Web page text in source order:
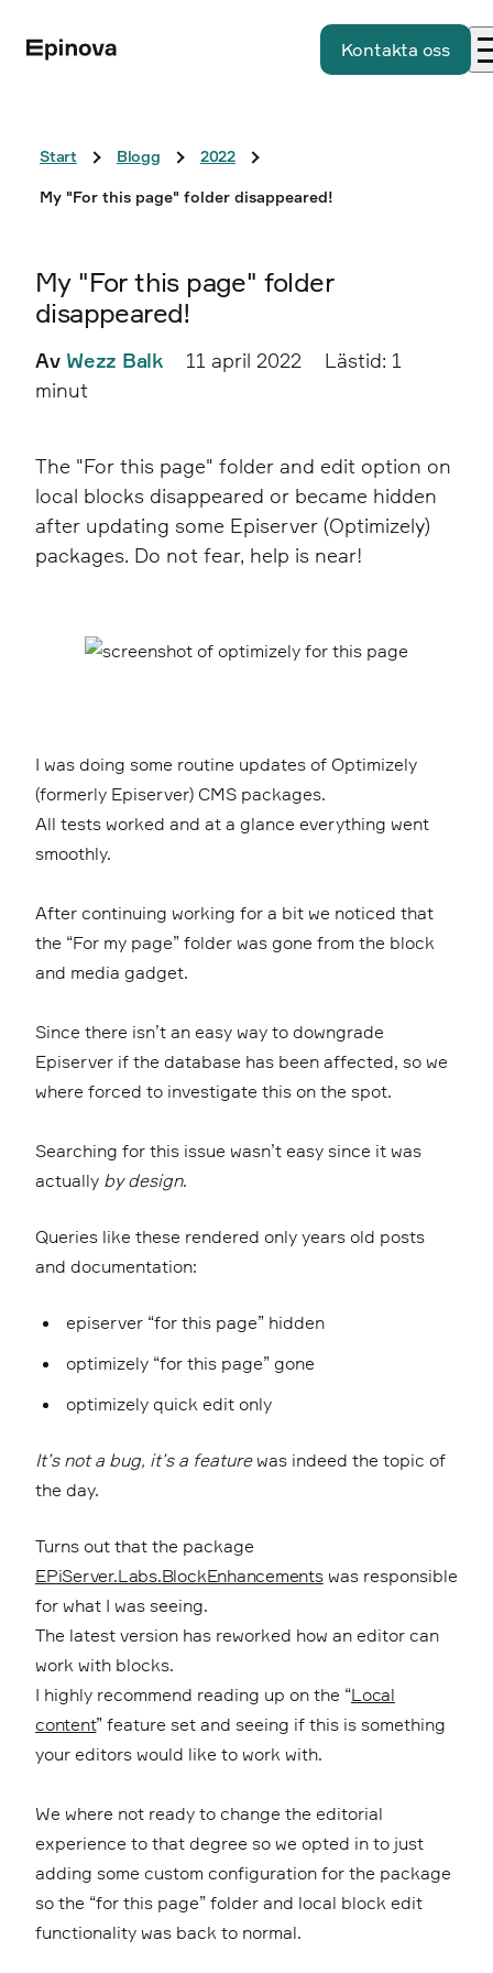
Kontakta oss
Start Blogg 2022
My "For this page" folder disappeared!
My "For this page" folder
disappeared!
Av Wezz Balk 11 april 2022
Lästid: 1
minut
The "For this page" folder and edit option on
local blocks disappeared or became hidden
after updating some Episerver (Optimizely)
packages. Do not fear, help is near!
I was doing some routine updates of Optimizely
(formerly Episerver) CMS packages.
All tests worked and at a glance everything went
smoothly.
After continuing working for a bit we noticed that
the “For my page” folder was gone from the block
and media gadget.
Since there isn’t an easy way to downgrade
Episerver if the database has been affected, so we
where forced to investigate this on the spot.
Searching for this issue wasn’t easy since it was
actually by design.
Queries like these rendered only years old posts
and documentation:
episerver “for this page” hidden
optimizely “for this page” gone
optimizely quick edit only
It’s not a bug, it’s a featurewas indeed the topic of
the day.
Turns out that the package
EPiServer.Labs.BlockEnhancementswas responsible
for what I was seeing.
The latest version has reworked how an editor can
work with blocks.
I highly recommend reading up on the “Local
content” feature set and seeing if this is something
your editors would like to work with.
We where not ready to change the editorial
experience to that degree so we opted in to just
adding some custom configuration for the package
so the “for this page” folder and local block edit
functionality was back to normal.